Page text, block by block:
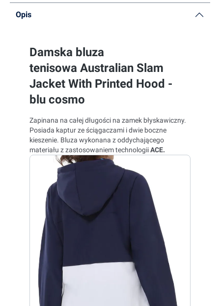
Opis
Damska bluza
tenisowa Australian Slam
Jacket With Printed Hood -
blu cosmo
Zapinana na całej długości na zamek błyskawiczny.
Posiada kaptur ze ściągaczami i dwie boczne
kieszenie. Bluza wykonana z oddychającego
materiału z zastosowaniem technologiiACE.